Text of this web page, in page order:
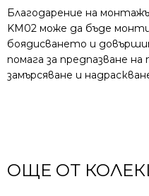
Благодарение на
KM02 може да бъде
боядисването и
помага за предпазване
замърсяване и
ОЩЕ ОТ